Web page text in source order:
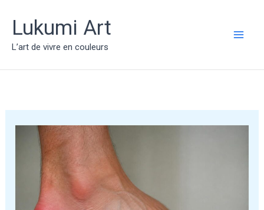
contenu
Lukumi Art
L’art de vivre en couleurs